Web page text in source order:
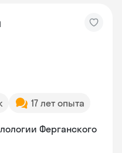
17 лет опыта
Ферганского